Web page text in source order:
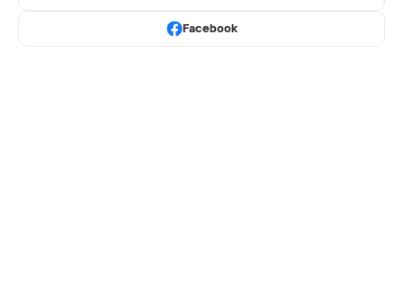
Facebook